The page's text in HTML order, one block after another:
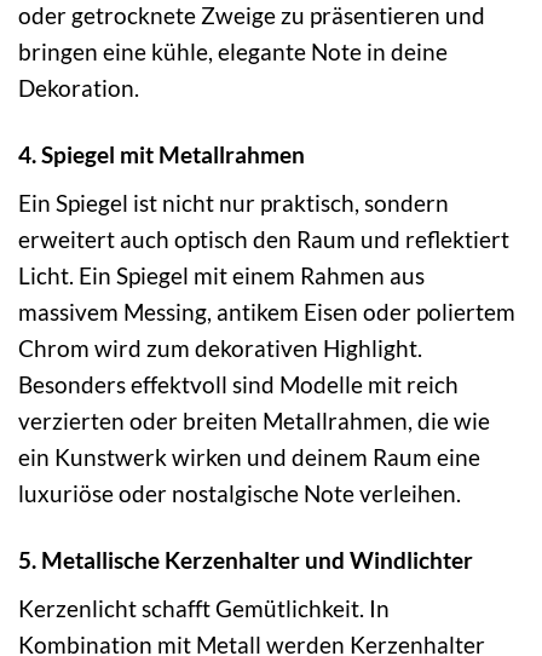
oder getrocknete Zweige zu präsentieren und
bringen eine kühle, elegante Note in deine
Dekoration.
4. Spiegel mit Metallrahmen
Ein Spiegel ist nicht nur praktisch, sondern
erweitert auch optisch den Raum und reflektiert
Licht. Ein Spiegel mit einem Rahmen aus
massivem Messing, antikem Eisen oder poliertem
Chrom wird zum dekorativen Highlight.
Besonders effektvoll sind Modelle mit reich
verzierten oder breiten Metallrahmen, die wie
ein Kunstwerk wirken und deinem Raum eine
luxuriöse oder nostalgische Note verleihen.
5. Metallische Kerzenhalter und Windlichter
Kerzenlicht schafft Gemütlichkeit. In
Kombination mit Metall werden Kerzenhalter